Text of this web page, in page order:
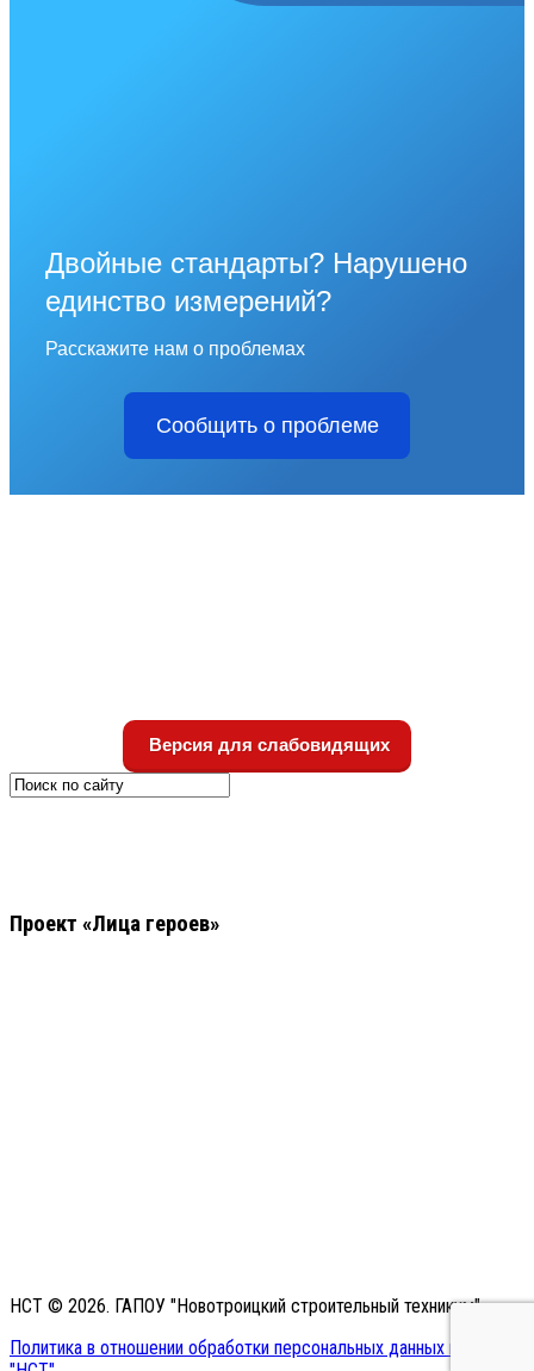
Двойные стандарты? Нарушено
единство измерений?
Расскажите нам о проблемах
Сообщить о проблеме
Версия для слабовидящих
Проект «Лица героев»
НСТ © 2026. ГАПОУ "Новотроицкий строительный техникум"
Политика в отношении обработки персональных данных в ГАПОУ